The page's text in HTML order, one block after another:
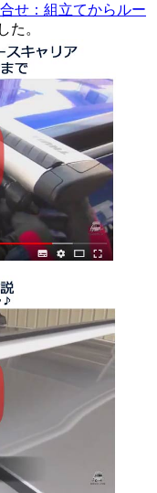
せ：組立てからルー
た。